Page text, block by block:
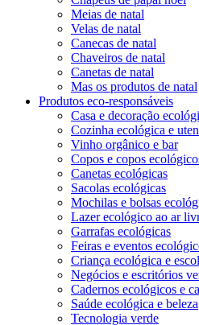
Meias de natal
Velas de natal
Canecas de natal
Chaveiros de natal
Canetas de natal
Mas os produtos de natal
Produtos eco-responsáveis
Casa e decoração
Cozinha ecológica e
Vinho orgânico e bar
Copos e copos
Canetas ecológicas
Sacolas ecológicas
Mochilas e bolsas
Lazer ecológico ao ar
Garrafas ecológicas
Feiras e eventos
Criança ecológica e
Negócios e escritórios
Cadernos ecológicos e
Saúde ecológica e beleza
Tecnologia verde